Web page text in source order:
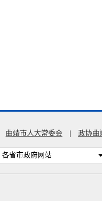
曲靖市人大常委会 政协曲
各省市政府网站